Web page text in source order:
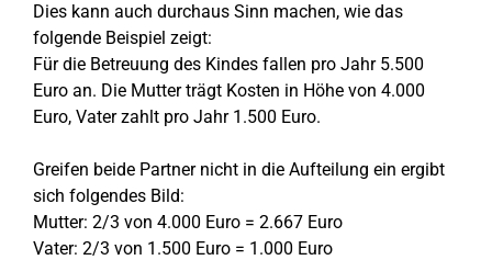
Dies kann auch durchaus Sinn machen, wie das
folgende Beispiel zeigt:
Für die Betreuung des Kindes fallen pro Jahr 5.500
Euro an. Die Mutter trägt Kosten in Höhe von 4.000
Euro, Vater zahlt pro Jahr 1.500 Euro.
Greifen beide Partner nicht in die Aufteilung ein ergibt
sich folgendes Bild:
Mutter: 2/3 von 4.000 Euro = 2.667 Euro
Vater: 2/3 von 1.500 Euro = 1.000 Euro